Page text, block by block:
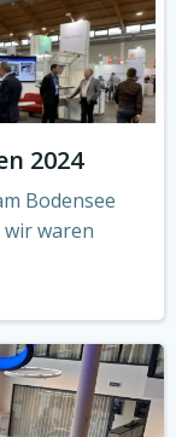
2024
Bodensee
waren